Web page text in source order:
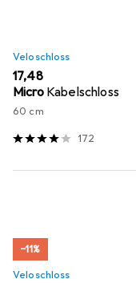
Veloschloss
EUR
17,48
Micro Kabelschloss
60 cm
172
−11%
Veloschloss